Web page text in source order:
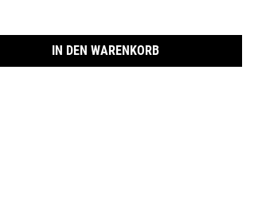
gewünschten Wert ein oder
IN DEN WARENKORB